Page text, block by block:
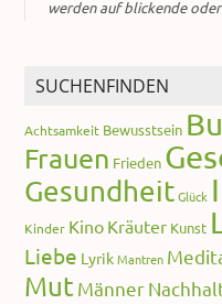
werden auf blickende
SUCHENFINDEN
Achtsamkeit Bewusstsein
Frauen Frieden
Gesundheit Glück
Kinder Kino Kräuter Kunst
Liebe Lyrik Mantren
Mut Männer